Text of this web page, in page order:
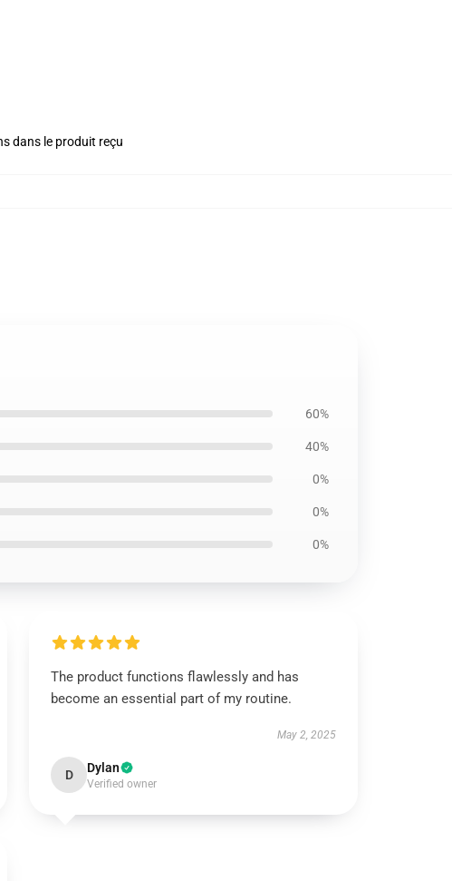
dans le produit reçu
60%
40%
0%
0%
0%
The product functions flawlessly and has
become an essential part of my routine.
May 2, 2025
D Dylan
Verified owner